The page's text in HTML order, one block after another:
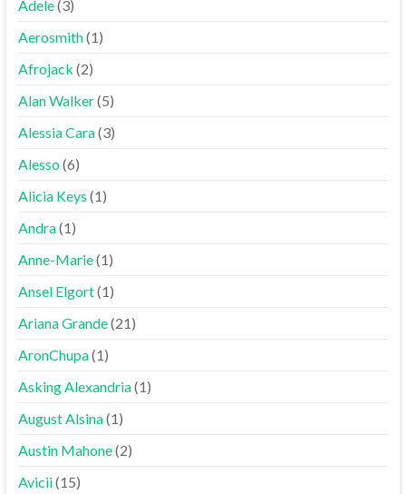
Adele(3)
Aerosmith(1)
Afrojack (2)
Alan Walker(5)
Alessia Cara(3)
Alesso(6)
Alicia Keys (1)
Andra(1)
Anne-Marie(1)
Ansel Elgort(1)
Ariana Grande(21)
AronChupa(1)
Asking Alexandria(1)
August Alsina(1)
Austin Mahone(2)
Avicii(15)